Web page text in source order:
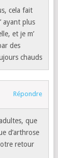
cela fait
ayant plus
et je m’
des
chauds
Répondre
que
d’arthrose
retour